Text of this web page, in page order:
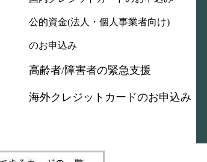
公的資金(法人・個人事業者向け)
のお申込み
高齢者/障害者の緊急支援
海外クレジットカードのお申込み